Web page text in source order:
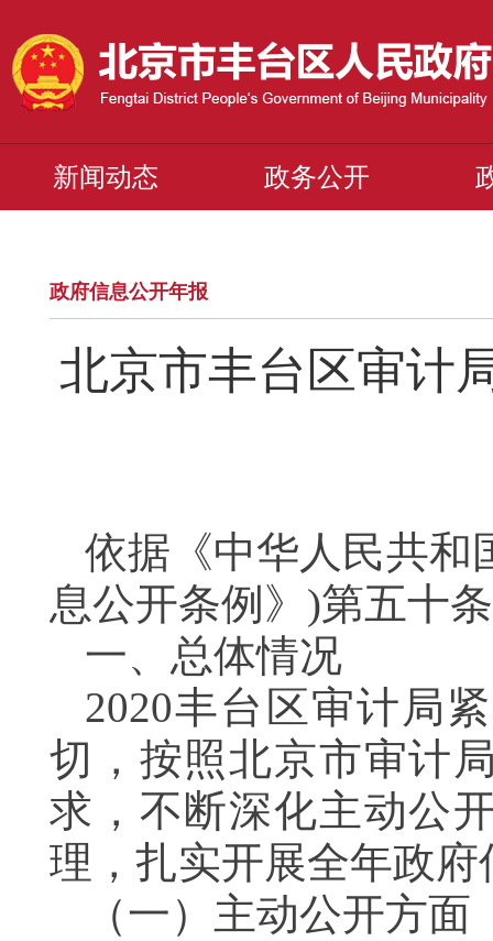
新闻动态 政务公开
政府信息公开年报
北京市丰台区审计
依据《中华人民共和
息公开条例》)第五十
一、总体情况
2020丰台区审计局
切，按照北京市审计
求，不断深化主动公
理，扎实开展全年政
（一）主动公开方面